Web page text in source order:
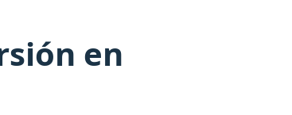
en